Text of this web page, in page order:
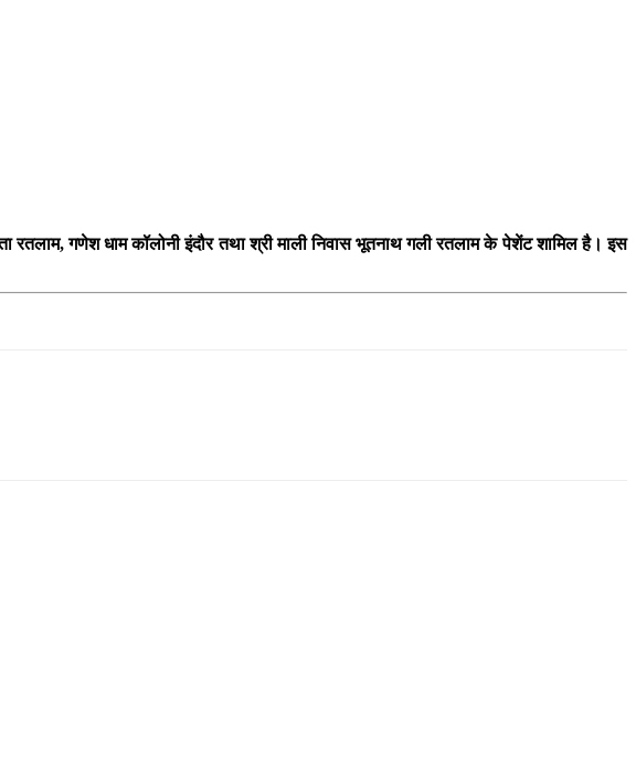
गणेश धाम कॉलोनी इंदौर तथा श्री माली निवास भूतनाथ गली रतलाम के पेशेंट शामिल है। इस